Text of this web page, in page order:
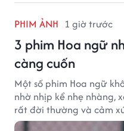
PHIM ẢNH 1 giờ trước
3 phim Hoa ngữ
càng cuốn
Một số phim Hoa ngữ
nhờ nhịp kể nhẹ nhàng,
rất đời thường và cảm